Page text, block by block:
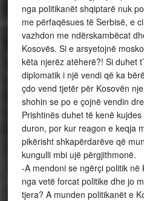
nga politikanët shqiptarë nuk
me përfaqësues të Serbisë, e
vazhdon me ndërskambëcat
Kosovës. Si e arsyetojnë
këta njerëz atëherë?! Si duhet
diplomatik i një vendi që ka
çdo vend tjetër për Kosovën
shohin se po e çojnë vendin
Prishtinës duhet të kenë
duron, por kur reagon e keqja
pikërisht shkapërdarëve që
kungulli mbi ujë përgjithmonë.
-A mendoni se ngërçi politik në
nga vetë forcat politike dhe jo
tjera? A munden politikanët e